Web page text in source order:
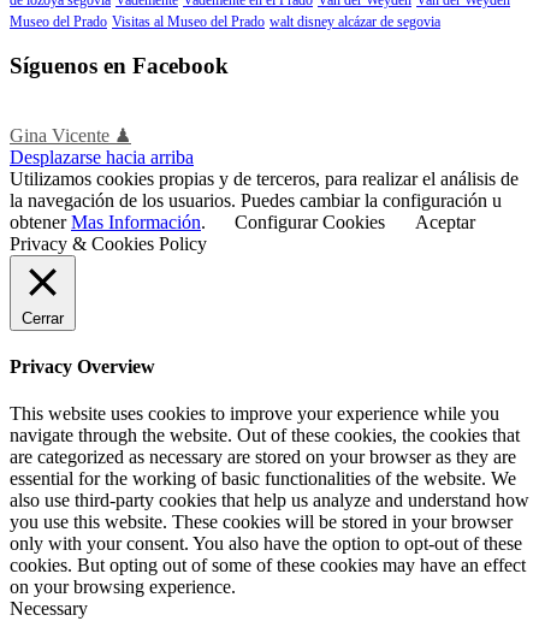
Museo del Prado Visitas al Museo del Prado walt disney alcázar de segovia
Síguenos en Facebook
Gina Vicente ♟
Desplazarse hacia arriba
Utilizamos cookies propias y de terceros, para realizar el análisis de
la navegación de los usuarios. Puedes cambiar la configuración u
obtenerMas Información. Configurar Cookies
Aceptar
Privacy & Cookies Policy
Cerrar
Privacy Overview
This website uses cookies to improve your experience while you
navigate through the website. Out of these cookies, the cookies that
are categorized as necessary are stored on your browser as they are
essential for the working of basic functionalities of the website. We
also use third-party cookies that help us analyze and understand how
you use this website. These cookies will be stored in your browser
only with your consent. You also have the option to opt-out of these
cookies. But opting out of some of these cookies may have an effect
on your browsing experience.
Necessary